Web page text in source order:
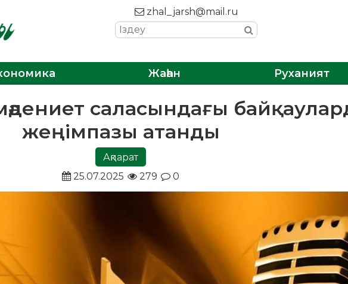
zhal_jarsh@mail.ru
Жаһан Руханият
саласындағы
жеңімпазы атанды
Ақпарат
25.07.2025
279 0